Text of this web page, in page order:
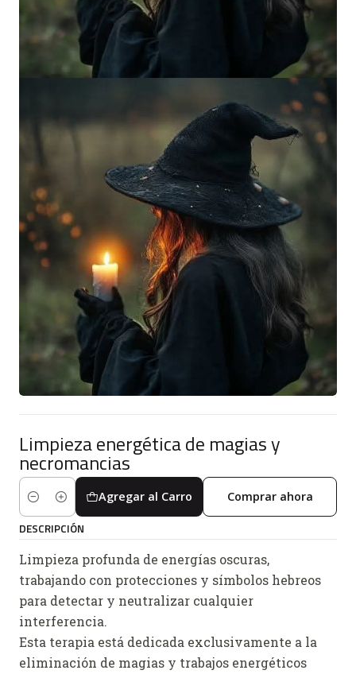
Limpieza energética de magias y
necromancias
Cantidad
Agregar al Carro Comprar ahora
DESCRIPCIÓN
Limpieza profunda de energías oscuras,
trabajando con protecciones y símbolos hebreos
para detectar y neutralizar cualquier
interferencia.
Esta terapia está dedicada exclusivamente a la
eliminación de magias y trabajos energéticos